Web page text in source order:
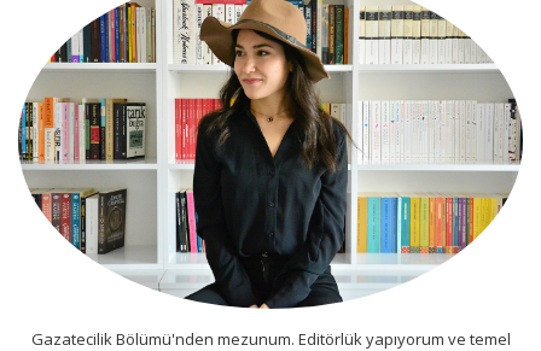
Gazatecilik Bölümü'nden mezunum. Editörlük yapıyorum ve temel